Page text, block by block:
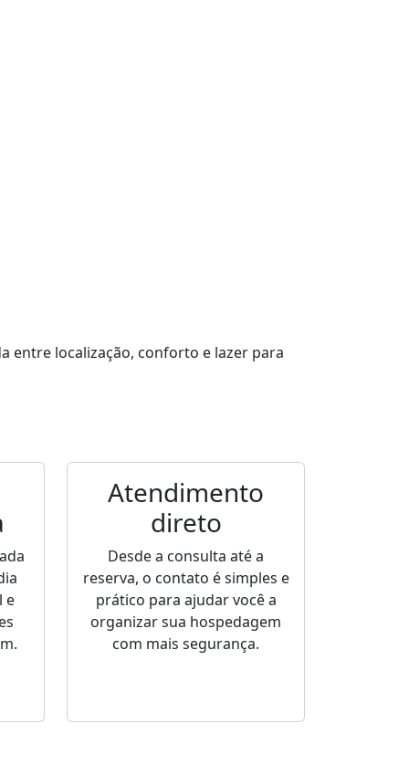
entre localização, conforto e lazer para
e
Atendimento
direto
Desde a consulta até a
reserva, o contato é simples e
prático para ajudar você a
organizar sua hospedagem
com mais segurança.